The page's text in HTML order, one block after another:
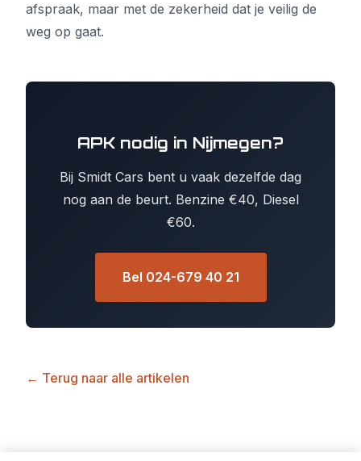
afspraak, maar met de zekerheid dat je veilig de
weg op gaat.
APK nodig in Nijmegen?
Bij Smidt Cars bent u vaak dezelfde dag
nog aan de beurt. Benzine €40, Diesel
€60.
Bel 024-679 40 21
← Terug naar alle artikelen